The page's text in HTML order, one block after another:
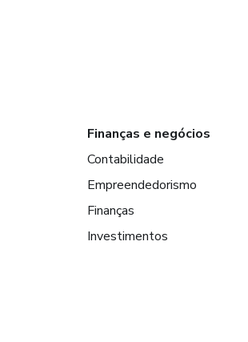
Finanças e negócios
Contabilidade
Empreendedorismo
Finanças
Investimentos